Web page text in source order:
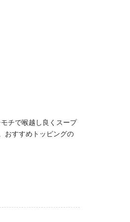
チで喉越し良くスープ
おすすめトッピングの